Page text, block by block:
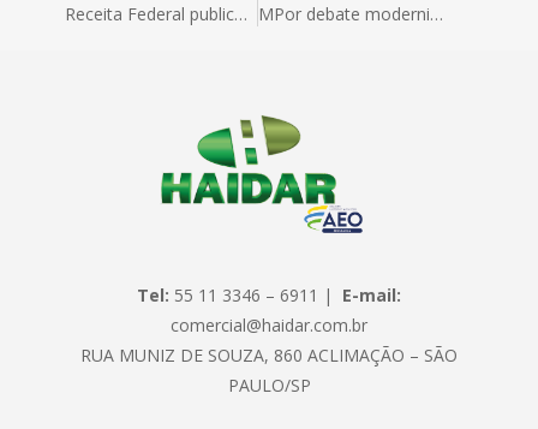
Receita Federal publica portaria que intensifica combate a fraudes em operações de importação MPor debate modernização logística e sustentabilidade durante o Norte Export 2025
Tel: 55 11 3346 – 6911 | E-mail:
comercial@haidar.com.br
RUA MUNIZ DE SOUZA, 860 ACLIMAÇÃO – SÃO
PAULO/SP